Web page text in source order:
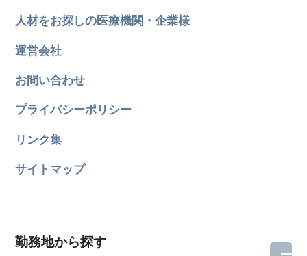
人材をお探しの医療機関・企業様
運営会社
お問い合わせ
プライバシーポリシー
リンク集
サイトマップ
勤務地から探す